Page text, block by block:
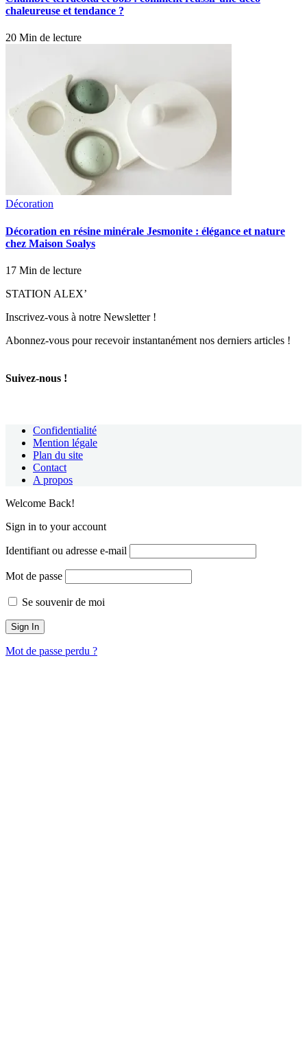
chaleureuse et tendance ?
20 Min de lecture
Décoration
Décoration en résine minérale Jesmonite : élégance et nature
chez Maison Soalys
17 Min de lecture
STATION ALEX’
Inscrivez-vous à notre Newsletter !
Abonnez-vous pour recevoir instantanément nos derniers articles !
Suivez-nous !
Confidentialité
Mention légale
Plan du site
Contact
A propos
Welcome Back!
Sign in to your account
Identifiant ou adresse e-mail
Mot de passe
Se souvenir de moi
Mot de passe perdu ?